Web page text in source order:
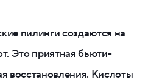
пилинги создаются на
Это приятная бьюти-
восстановления. Кислоты